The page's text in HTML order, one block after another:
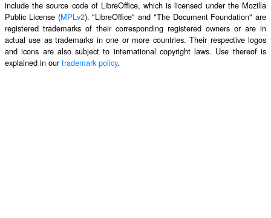
include the source code of LibreOffice, which is licensed under the Mozilla
Public License (MPLv2). "LibreOffice" and "The Document Foundation" are
registered trademarks of their corresponding registered owners or are in
actual use as trademarks in one or more countries. Their respective logos
and icons are also subject to international copyright laws. Use thereof is
explained in ourtrademark policy.